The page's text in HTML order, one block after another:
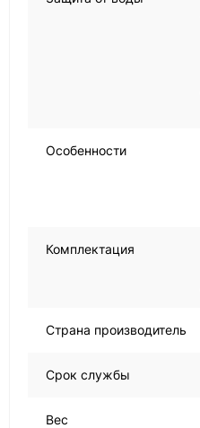
Особенности
Комплектация
Страна производитель
Срок службы
Вес